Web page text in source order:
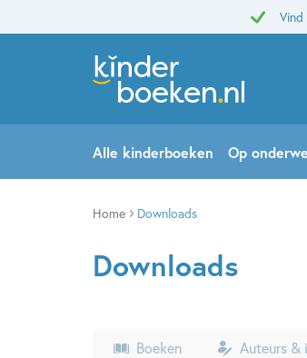
Alle kinderboeken Op
Home Downloads
Downloads
Boeken Auteurs &